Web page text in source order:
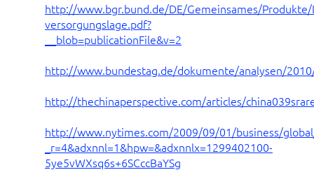
http://www.bgr.bund.de/DE/Gemeinsames/
versorgungslage.pdf?
__blob=publicationFile&v=2
http://www.bundestag.de/dokumente/analysen/
http://thechinaperspective.com/articles/
http://www.nytimes.com/2009/09/01/business/
_r=4&adxnnl=1&hpw=&adxnnlx=1299402100-
5ye5vWXsq6s+6SCccBaYSg